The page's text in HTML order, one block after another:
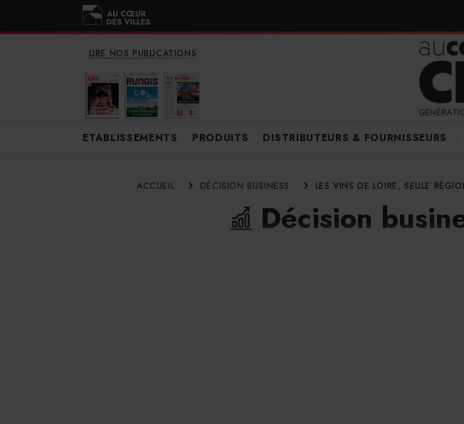
LIRE NOS PUBLICATIONS
ETABLISSEMENTS PRODUITS DISTRIBUTEURS & FOURNISSEURS
ACCUEIL DÉCISION BUSINESS LES VINS DE LOIRE, SEULE
Décision